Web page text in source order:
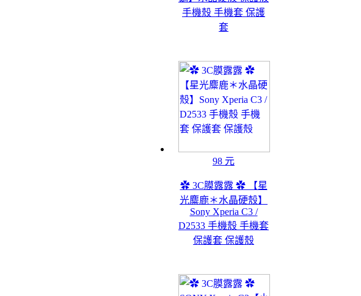
手機殼 手機套 保護
套
98 元
✿ 3C膜露露 ✿ 【星
光麋鹿＊水晶硬殼】
Sony Xperia C3 /
D2533 手機殼 手機套
保護套 保護殼